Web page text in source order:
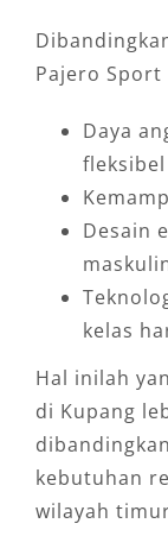
Pajero
Daya
fleksibel
Desain
kelas
Hal inilah
di Kupang
kebutuhan
wilayah